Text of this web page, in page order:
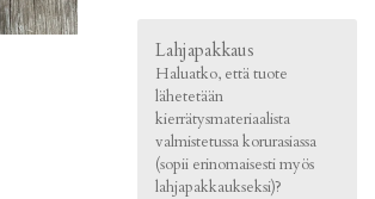
Lahjapakkaus
Haluatko, että tuote
lähetetään
kierrätysmateriaalista
valmistetussa korurasiassa
(sopii erinomaisesti myös
lahjapakkaukseksi)?